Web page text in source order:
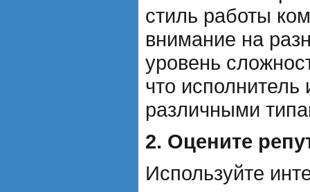
стиль работы
внимание на
уровень
что
различными
2. Оцените
Используйте